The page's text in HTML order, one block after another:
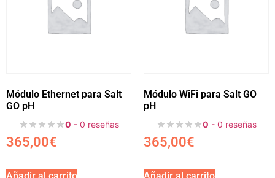
Módulo Ethernet para Salt
GO pH
0 - 0 reseñas
365,00€
Módulo WiFi para Salt GO
pH
0 - 0 reseñas
365,00€